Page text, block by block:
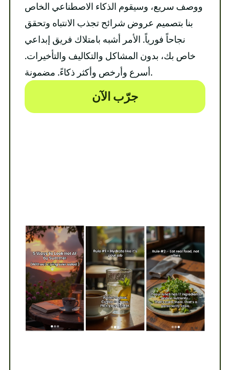
ووصف سريع، وسيقوم الذكاء الاصطناعي الخاص
بنا بتصميم عروض شرائح تجذب الانتباه وتحقق
نجاحاً فورياً. الأمر أشبه بامتلاك فريق إبداعي
خاص بك، بدون المشاكل والتكاليف والتأخيرات.
أسرع وأرخص وأكثر ذكاءً. مضمونة.
جرّب الآن